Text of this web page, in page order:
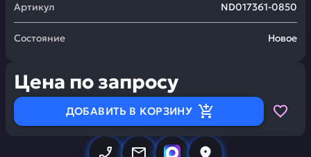
Артикул ND017361-0850
Состояние Новое
Цена по запросу
ДОБАВИТЬ В КОРЗИНУ